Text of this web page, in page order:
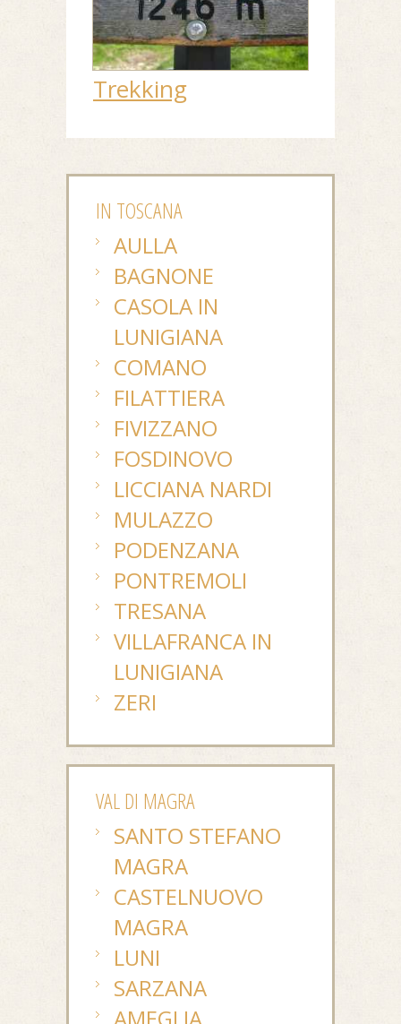
Trekking
IN TOSCANA
AULLA
BAGNONE
CASOLA IN
LUNIGIANA
COMANO
FILATTIERA
FIVIZZANO
FOSDINOVO
LICCIANA NARDI
MULAZZO
PODENZANA
PONTREMOLI
TRESANA
VILLAFRANCA IN
LUNIGIANA
ZERI
VAL DI MAGRA
SANTO STEFANO
MAGRA
CASTELNUOVO
MAGRA
LUNI
SARZANA
AMEGLIA